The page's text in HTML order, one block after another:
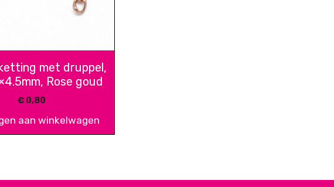
met druppel,
Rose goud
€ 0,80
aan winkelwagen